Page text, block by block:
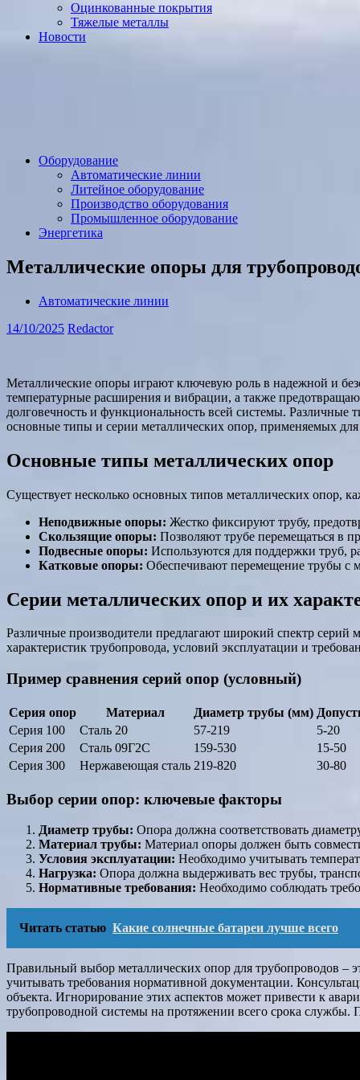
Оцинкованные покрытия
Тяжелые металлы
Новости
Оборудование
Автоматические линии
Литейное оборудование
Производство оборудования
Промышленное оборудование
Энергетика
Металлические опоры для
Автоматические линии
14/10/2025 Redactor
Металлические опоры играют ключевую роль в надежной и
температурные расширения и вибрации, а также
долговечность и функциональность всей системы.
основные типы и серии металлических опор, применяемых
Основные типы металлических опор
Существует несколько основных типов металлических опор,
Неподвижные опоры: Жестко фиксируют трубу,
Скользящие опоры: Позволяют трубе перемещаться в
Подвесные опоры: Используются для поддержки труб,
Катковые опоры: Обеспечивают перемещение трубы с
Серии металлических опор и их
Различные производители предлагают широкий спектр серий
характеристик трубопровода, условий эксплуатации и
Пример сравнения серий опор (условный)
Серия опор Материал Диаметр трубы (мм)
Серия 100
Сталь 20 57-219 5-20
Серия 200
Сталь 09Г2С 159-530 15-50
Серия 300
Нержавеющая сталь 219-820 30-80
Выбор серии опор: ключевые факторы
Диаметр трубы: Опора должна соответствовать
Материал трубы: Материал опоры должен быть
Условия эксплуатации: Необходимо учитывать
Нагрузка: Опора должна выдерживать вес трубы,
Нормативные требования: Необходимо соблюдать
Читать статью Какие солнечные батареи лучше всего
Правильный выбор металлических опор для трубопроводов –
учитывать требования нормативной документации.
объекта. Игнорирование этих аспектов может привести к
трубопроводной системы на протяжении всего срока службы.